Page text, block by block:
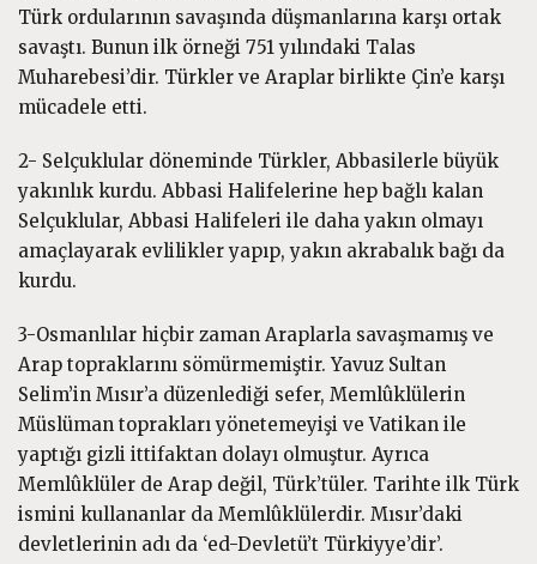
Türk ordularının savaşında düşmanlarına karşı ortak
savaştı. Bunun ilk örneği 751 yılındaki Talas
Muharebesi’dir. Türkler ve Araplar birlikte Çin’e karşı
mücadele etti.
2- Selçuklular döneminde Türkler, Abbasilerle büyük
yakınlık kurdu. Abbasi Halifelerine hep bağlı kalan
Selçuklular, Abbasi Halifeleri ile daha yakın olmayı
amaçlayarak evlilikler yapıp, yakın akrabalık bağı da
kurdu.
3-Osmanlılar hiçbir zaman Araplarla savaşmamış ve
Arap topraklarını sömürmemiştir. Yavuz Sultan
Selim’in Mısır’a düzenlediği sefer, Memlûklülerin
Müslüman toprakları yönetemeyişi ve Vatikan ile
yaptığı gizli ittifaktan dolayı olmuştur. Ayrıca
Memlûklüler de Arap değil, Türk’tüler. Tarihte ilk Türk
ismini kullananlar da Memlûklülerdir. Mısır’daki
devletlerinin adı da ‘ed-Devletü’t Türkiyye’dir’.